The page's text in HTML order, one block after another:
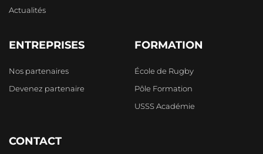
Actualités
ENTREPRISES
Nos partenaires
Devenez partenaire
FORMATION
École de Rugby
Pôle Formation
USSS Académie
CONTACT